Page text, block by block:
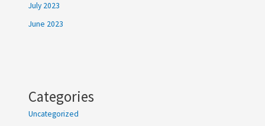
July 2023
June 2023
Categories
Uncategorized